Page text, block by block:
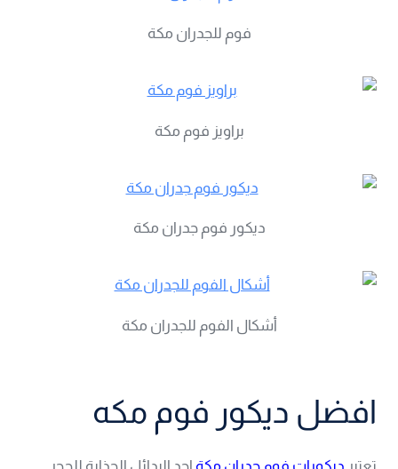
فوم للجدران مكة
براويز فوم مكة
ديكور فوم جدران مكة
أشكال الفوم للجدران مكة
افضل ديكور فوم مكه